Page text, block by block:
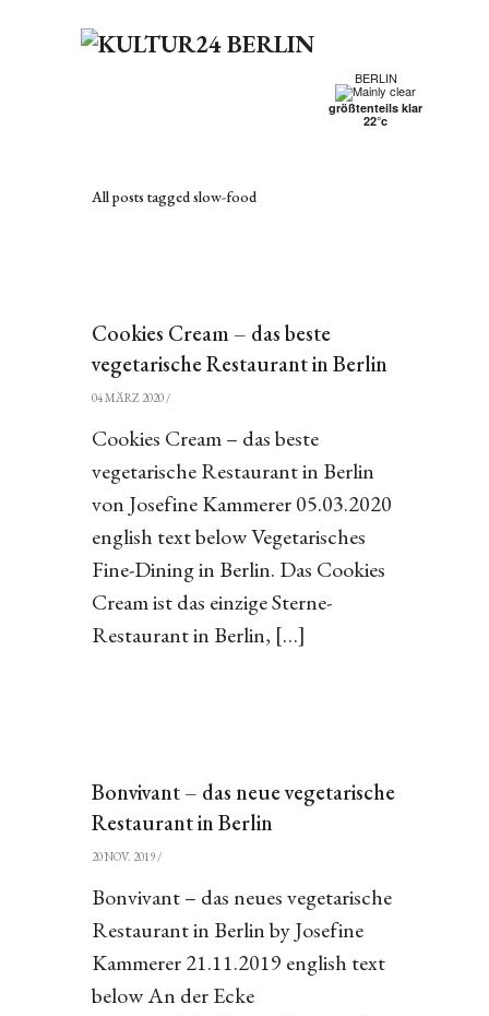
BERLIN
größtenteils klar
22°c
All posts tagged slow-food
Cookies Cream – das beste
vegetarische Restaurant in Berlin
04 MÄRZ 2020/
Cookies Cream – das beste
vegetarische Restaurant in Berlin
von Josefine Kammerer 05.03.2020
english text below Vegetarisches
Fine-Dining in Berlin. Das Cookies
Cream ist das einzige Sterne-
Restaurant in Berlin, […]
Bonvivant – das neue vegetarische
Restaurant in Berlin
20 NOV. 2019/
Bonvivant – das neues vegetarische
Restaurant in Berlin by Josefine
Kammerer 21.11.2019 english text
below An der Ecke